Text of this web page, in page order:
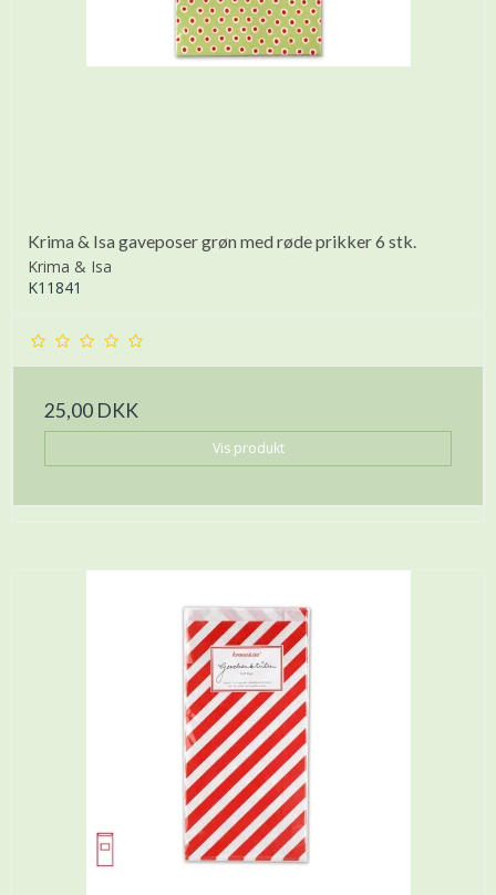
Krima & Isa gaveposer grøn med røde prikker 6 stk.
Krima & Isa
K11841
25,00 DKK
Vis produkt